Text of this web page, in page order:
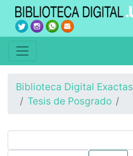
Biblioteca Digital Exactas
Tesis de Posgrado